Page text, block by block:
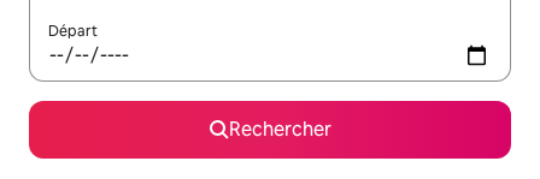
Départ
Rechercher